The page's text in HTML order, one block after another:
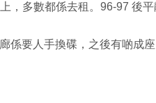
，多數都係去租。96-97 後
係要人手換碟，之後有啲成